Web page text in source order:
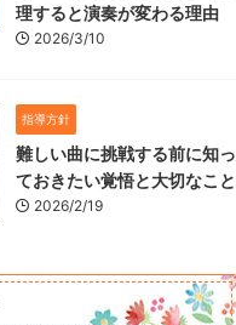
理すると演奏が変わる理由
2026/3/10
指導方針
難しい曲に挑戦する前に知っ
ておきたい覚悟と大切なこと
2026/2/19